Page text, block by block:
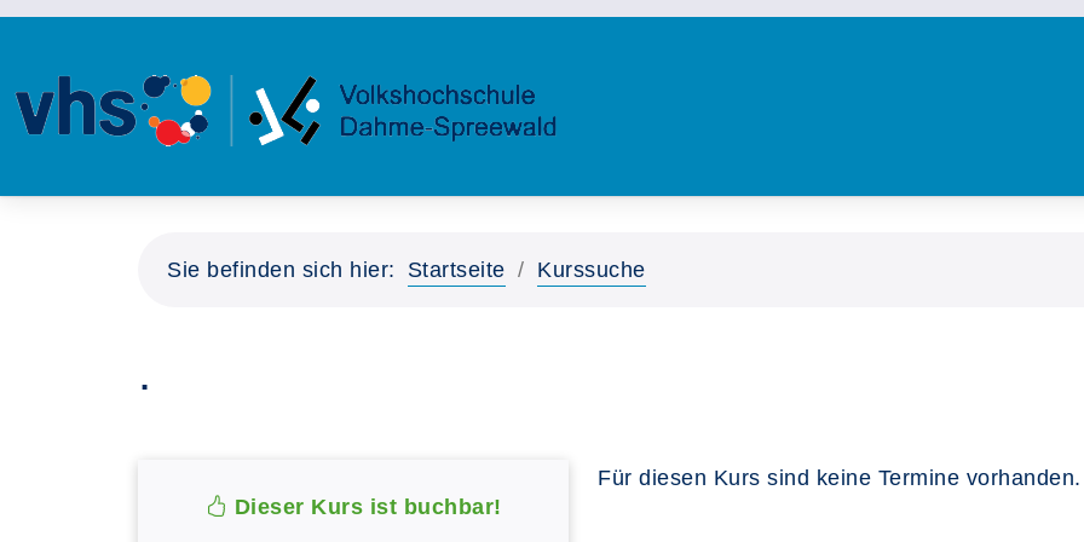
Sie befinden sich hier: Startseite Kurssuche
.
Dieser Kurs ist buchbar!
Für diesen Kurs sind keine Termine vorhanden.